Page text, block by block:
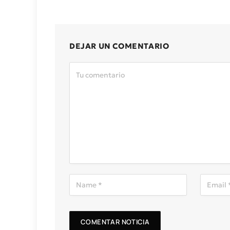
DEJAR UN COMENTARIO